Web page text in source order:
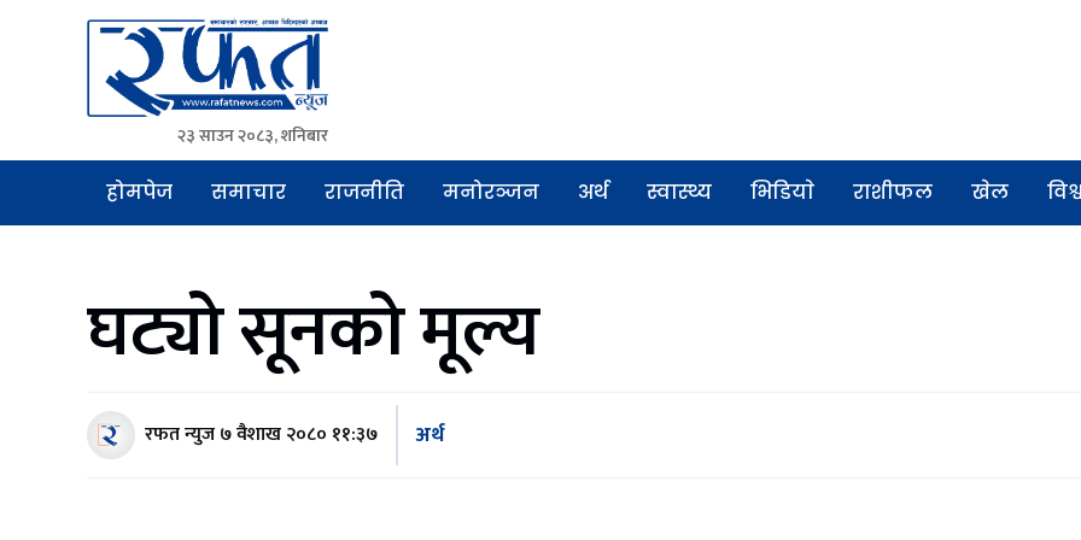
Rafat News
समाचारको रफ्तार, आवाज बिहिनहरुको आवाज
२३ साउन २०८३, शनिबार
होमपेज समाचार राजनीति मनोरञ्जन अर्थ स्वास्थ्य भिडियाे राशीफल खेल
घट्यो सूनको मूल्य
रफत न्युज७ वैशाख २०८० ११:३७ अर्थ